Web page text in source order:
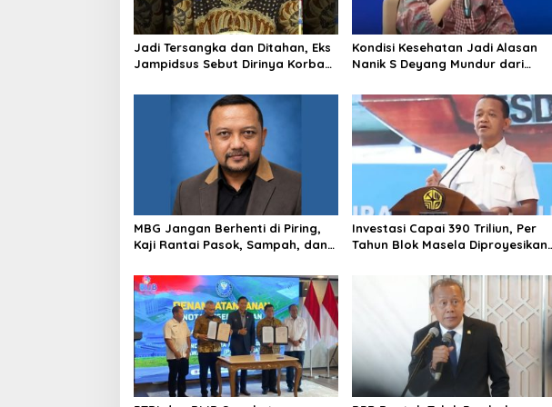
Jadi Tersangka dan Ditahan, Eks
Jampidsus Sebut Dirinya Korban
Kondisi Kesehatan Jadi Alasan
Nanik S Deyang Mundur dari
Sudaryono
MBG Jangan Berhenti di Piring,
Kaji Rantai Pasok, Sampah, dan
Investasi Capai 390 Triliun, Per
Tahun Blok Masela Diproyesikan